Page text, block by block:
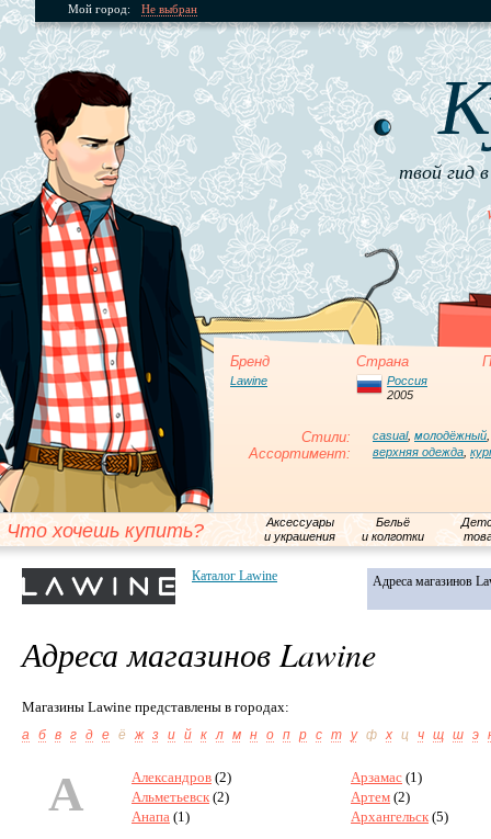
Мой город: Не выбран
твой гид
Бренд Страна
Lawine
Россия
2005
Стили: casual, молодёжный
Ассортимент: верхняя одежда
Что хочешь купить?
Аксессуары
и украшения
Бельё
и колготки
Каталог Lawine Адреса магазинов
Адреса магазинов Lawine
Магазины Lawine представлены в городах:
а б в г д е ё ж з и й к л м н о п р с т у ф х ц ч щ ш э
А Александров (2)
Альметьевск (2)
Анапа (1)
Арзамас (1)
Артем (2)
Архангельск (5)